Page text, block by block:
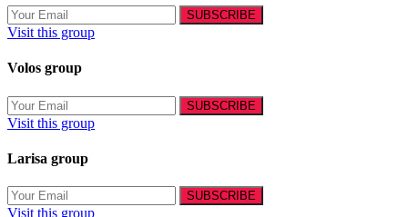
Visit this group
Volos group
Visit this group
Larisa group
Visit this group